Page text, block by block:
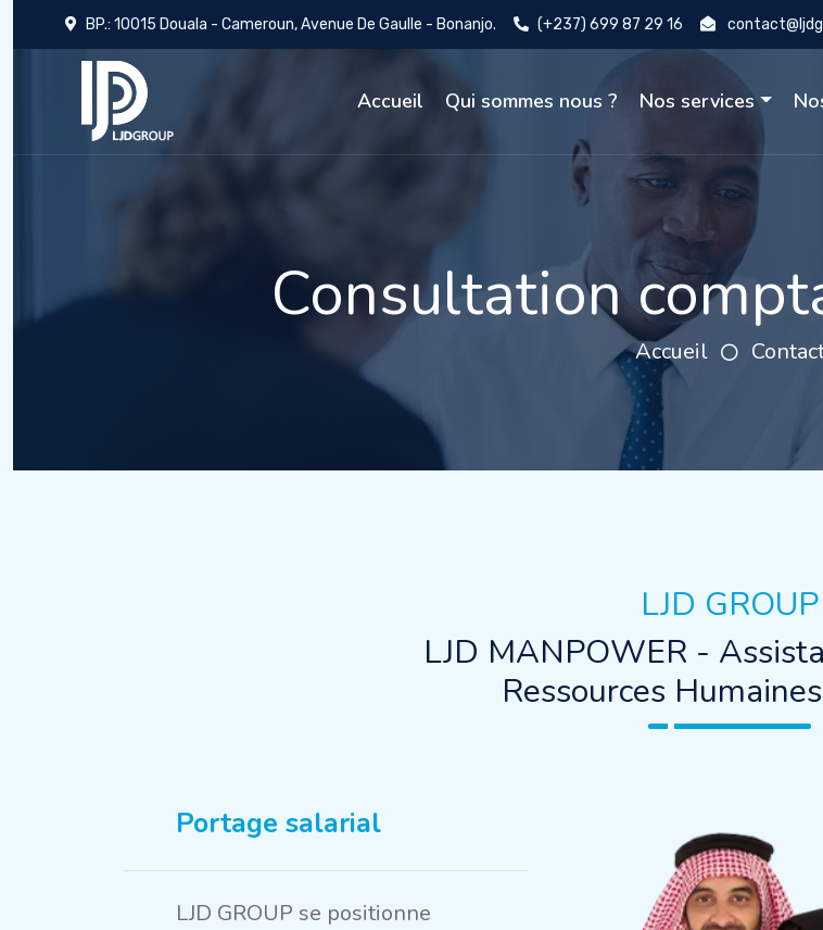
BP.: 10015 Douala - Cameroun, Avenue De Gaulle - Bonanjo. (+237) 699 87 29 16
Accueil Qui sommes nous ? Nos services
Consultation
Accueil
LJD GROUP
LJD MANPOWER -
Ressources
Portage salarial
LJD GROUP se positionne